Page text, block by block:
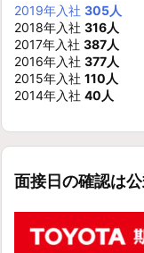
2019年入社 305人
2018年入社 316人
2017年入社 387人
2016年入社 377人
2015年入社 110人
2014年入社 40人
面接日の確認は